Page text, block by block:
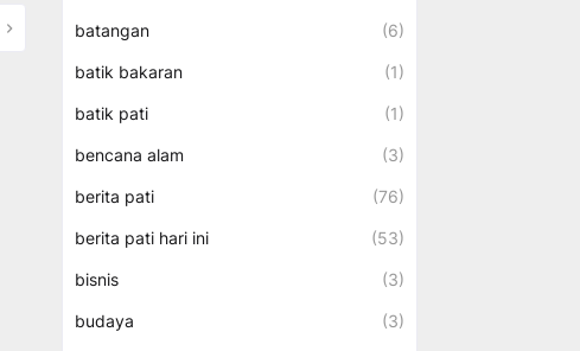
batangan (6)
batik bakaran (1)
batik pati (1)
bencana alam (3)
berita pati (76)
berita pati hari ini (53)
bisnis (3)
budaya (3)